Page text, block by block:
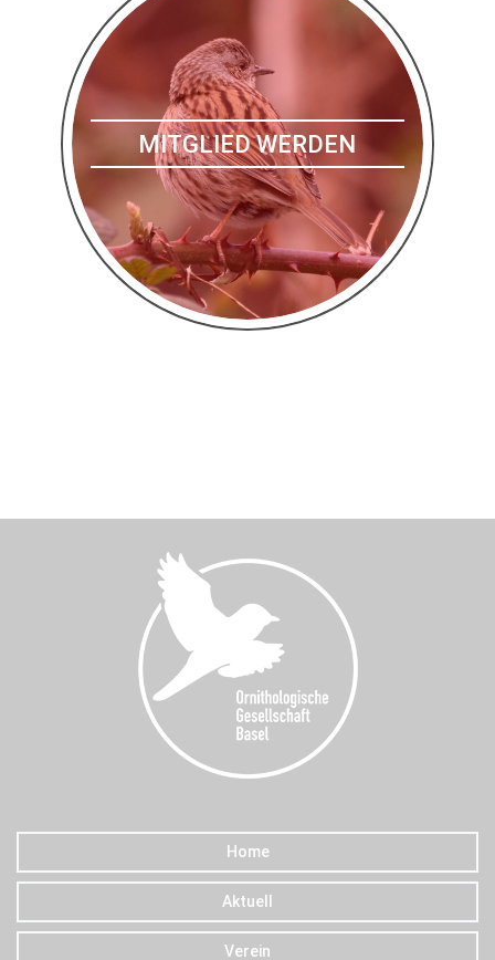
MITGLIED WERDEN
Home
Aktuell
Verein